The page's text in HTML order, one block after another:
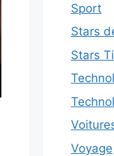
Sport
Stars
Stars
Voyage